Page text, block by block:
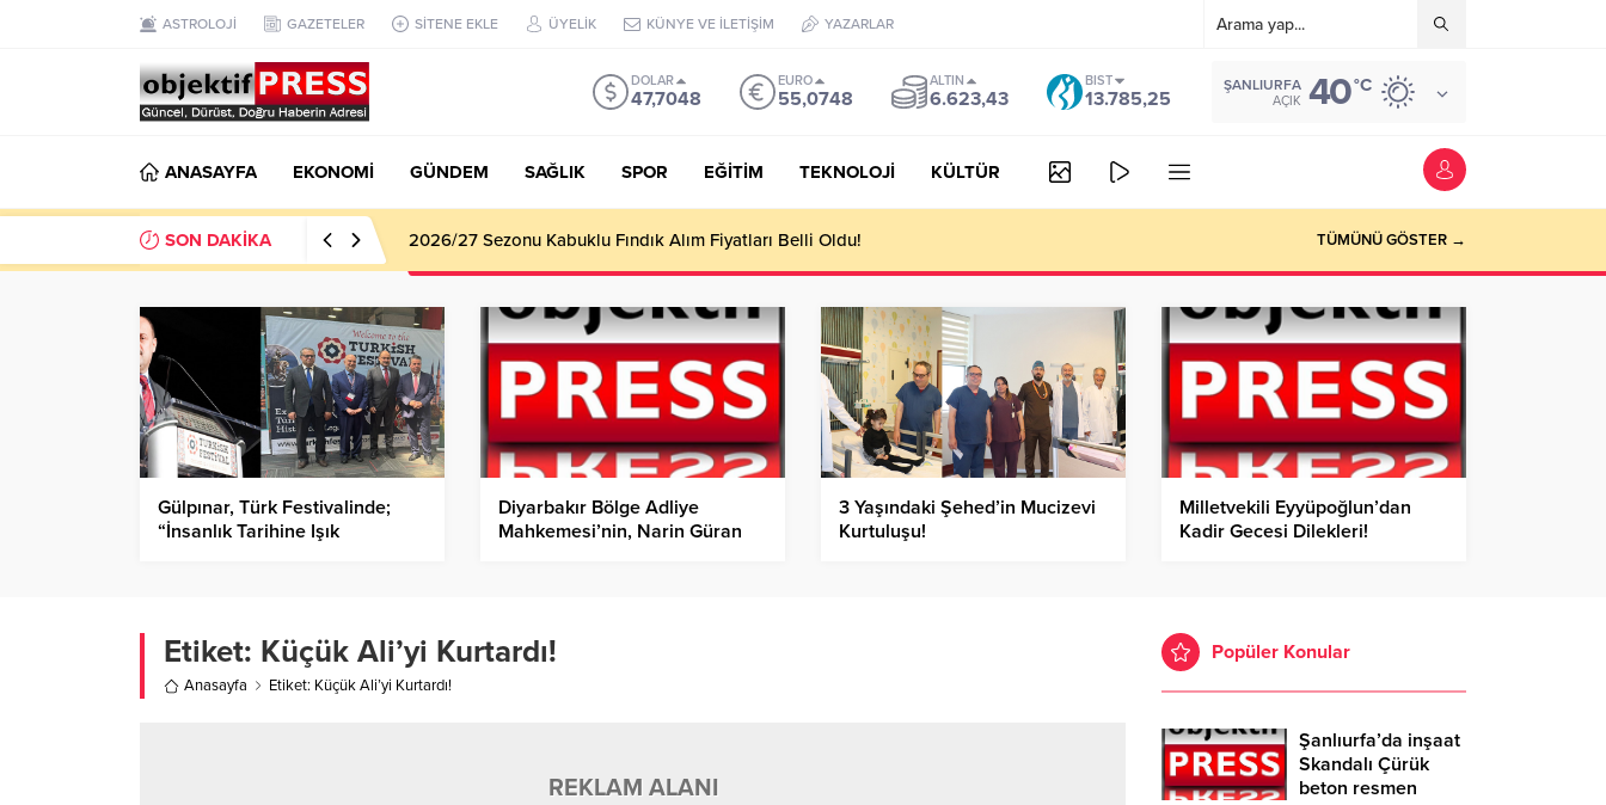
ASTROLOJİ GAZETELER SİTENE EKLE ÜYELİK KÜNYE VE İLETİŞİM YAZARLAR
DOLAR
47,7048
EURO
55,0748
ALTIN
6.623,43
BIST
13.785,25
ŞANLIURFA
AÇIK 40°C
ANASAYFA EKONOMİ GÜNDEM SAĞLIK SPOR EĞİTİM TEKNOLOJİ KÜLTÜR
SON DAKİKA 2026/27 Sezonu Kabuklu Fındık Alım Fiyatları Belli Oldu! TÜMÜNÜ GÖSTER →
Gülpınar, Türk Festivalinde;
“İnsanlık Tarihine Işık
Diyarbakır Bölge Adliye
Mahkemesi’nin, Narin Güran
3 Yaşındaki Şehed’in Mucizevi
Kurtuluşu!
Milletvekili Eyyüpoğlun’dan
Kadir Gecesi Dilekleri!
Etiket: Küçük Ali’yi Kurtardı!
Anasayfa Etiket: Küçük Ali’yi Kurtardı!
REKLAM ALANI
Popüler Konular
Şanlıurfa’da inşaat
Skandalı Çürük
beton resmen